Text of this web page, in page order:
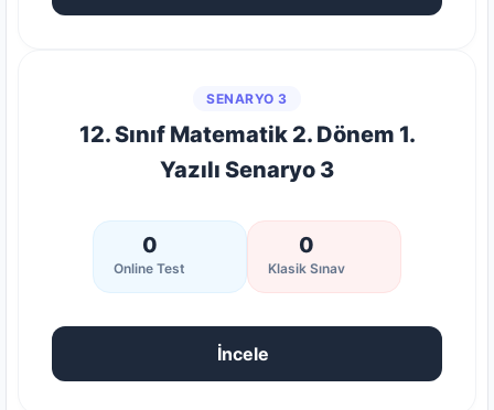
SENARYO 3
12. Sınıf Matematik 2. Dönem 1.
Yazılı Senaryo 3
0
Online Test
0
Klasik Sınav
İncele